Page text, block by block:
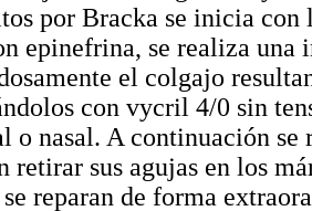
por Bracka se inicia
epinefrina, se realiza una
el colgajo
con vycril 4/0 sin
o nasal. A continuación
retirar sus agujas en los
reparan de forma